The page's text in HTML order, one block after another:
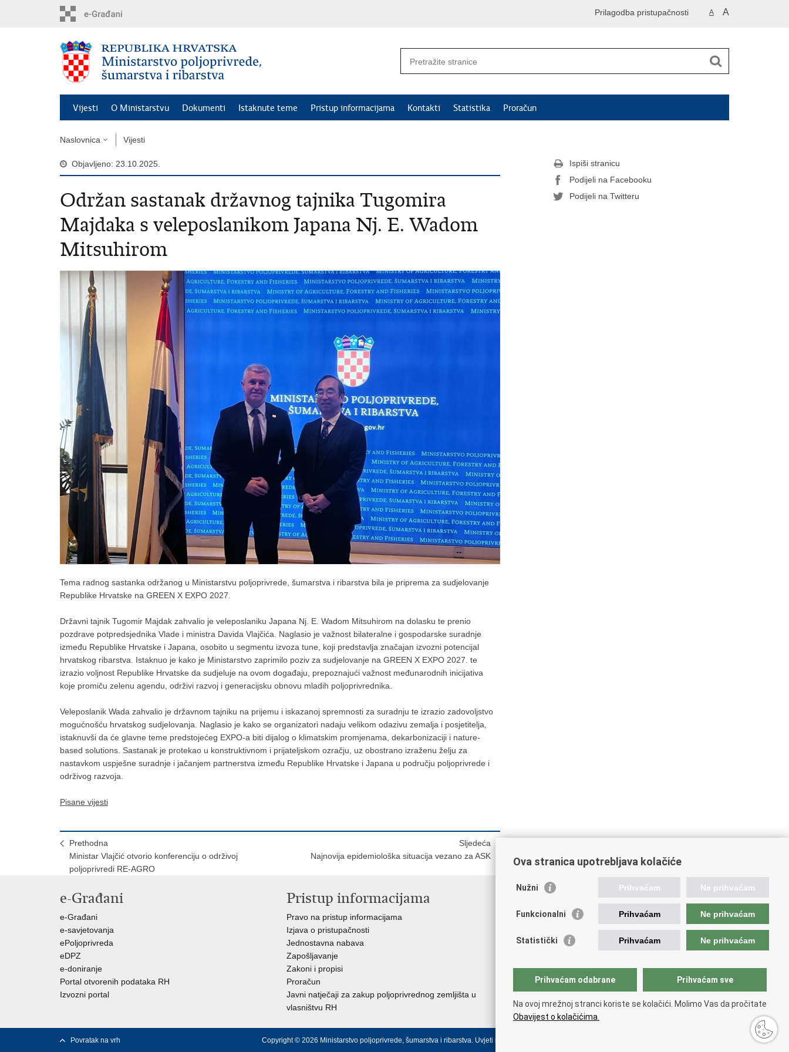
A A
Prilagodba pristupačnosti
Vijesti O Ministarstvu Dokumenti Istaknute teme Pristup informacijama Kontakti Statistika Proračun
Naslovnica Vijesti
Objavljeno: 23.10.2025.
Održan sastanak državnog tajnika Tugomira
Majdaka s veleposlanikom Japana Nj. E. Wadom
Mitsuhirom
Tema radnog sastanka održanog u Ministarstvu poljoprivrede, šumarstva i ribarstva bila je priprema za sudjelovanje
Republike Hrvatske na GREEN X EXPO 2027.
Državni tajnik Tugomir Majdak zahvalio je veleposlaniku Japana Nj. E. Wadom Mitsuhirom na dolasku te prenio
pozdrave potpredsjednika Vlade i ministra Davida Vlajčića. Naglasio je važnost bilateralne i gospodarske suradnje
između Republike Hrvatske i Japana, osobito u segmentu izvoza tune, koji predstavlja značajan izvozni potencijal
hrvatskog ribarstva. Istaknuo je kako je Ministarstvo zaprimilo poziv za sudjelovanje na GREEN X EXPO 2027. te
izrazio voljnost Republike Hrvatske da sudjeluje na ovom događaju, prepoznajući važnost međunarodnih inicijativa
koje promiču zelenu agendu, održivi razvoj i generacijsku obnovu mladih poljoprivrednika.
Veleposlanik Wada zahvalio je državnom tajniku na prijemu i iskazanoj spremnosti za suradnju te izrazio zadovoljstvo
mogućnošću hrvatskog sudjelovanja. Naglasio je kako se organizatori nadaju velikom odazivu zemalja i posjetitelja,
istaknuvši da će glavne teme predstojećeg EXPO-a biti dijalog o klimatskim promjenama, dekarbonizaciji i nature-
based solutions. Sastanak je protekao u konstruktivnom i prijateljskom ozračju, uz obostrano izraženu želju za
nastavkom uspješne suradnje i jačanjem partnerstva između Republike Hrvatske i Japana u području poljoprivrede i
održivog razvoja.
Pisane vijesti
Prethodna
Ministar Vlajčić otvorio konferenciju o održivoj
poljoprivredi RE-AGRO
Sljedeća
Najnovija epidemiološka situacija vezano za ASK
Ispiši stranicu
Podijeli na Facebooku
Podijeli na Twitteru
e-Građani
e-Građani
e-savjetovanja
ePoljoprivreda
eDPZ
e-doniranje
Portal otvorenih podataka RH
Izvozni portal
Pristup informacijama
Pravo na pristup informacijama
Izjava o pristupačnosti
Jednostavna nabava
Zapošljavanje
Zakoni i propisi
Proračun
Javni natječaji za zakup poljoprivrednog zemljišta u
vlasništvu RH
Važne poveznice
Vlada RH
Agencija za plaćanja u poljoprivredi, ribarstvu i ruralnom
Državna ergela Đakovo i Lipik
Hrvatske šume
Pučka pravobraniteljica
Povratak na vrh Copyright © 2026 Ministarstvo poljoprivrede, šumarstva i ribarstva. Uvjeti korištenja
Ova stranica upotrebljava kolačiće
Nužni Prihvaćam Ne prihvaćam
Funkcionalni Prihvaćam Ne prihvaćam
Statistički Prihvaćam Ne prihvaćam
Prihvaćam odabrane Prihvaćam sve
Na ovoj mrežnoj stranci koriste se kolačići. Molimo Vas da pročitate
Obavijest o kolačićima.